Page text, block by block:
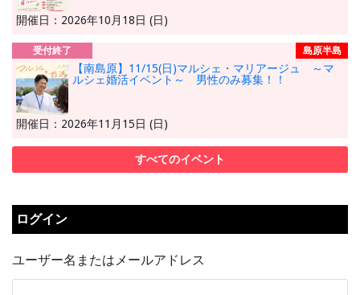
開催日：2026年10月18日 (日)
受付終了 島原半島
【南島原】11/15(日)マルシェ・マリアージュ ～マ
ルシェ婚活イベント～ 男性のみ募集！！
開催日：2026年11月15日 (日)
すべてのイベント
ログイン
ユーザー名またはメールアドレス